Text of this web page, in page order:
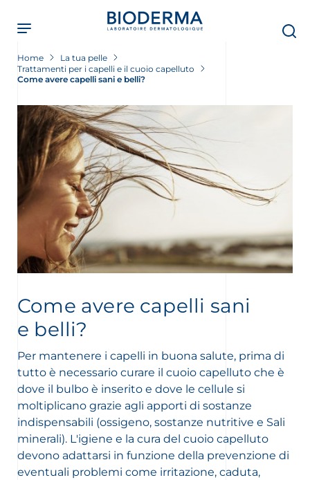
main
content
Home
La tua pelle
Trattamenti per i capelli e il cuoio capelluto
Come avere capelli sani e belli?
Come avere capelli sani
e belli?
Per mantenere i capelli in buona salute, prima di
tutto è necessario curare il cuoio capelluto che è
dove il bulbo è inserito e dove le cellule si
moltiplicano grazie agli apporti di sostanze
indispensabili (ossigeno, sostanze nutritive e Sali
minerali). L'igiene e la cura del cuoio capelluto
devono adattarsi in funzione della prevenzione di
eventuali problemi come irritazione, caduta,